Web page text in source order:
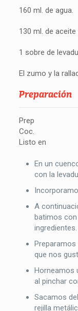
160 ml. de agua.
130 ml. de aceite
1 sobre de
El zumo y la
Preparación
Prep
Coc.
Listo en
En un
con la
A
batimos
ingredientes.
que nos
Horneamos
al pinchar
Sacamos
rejilla